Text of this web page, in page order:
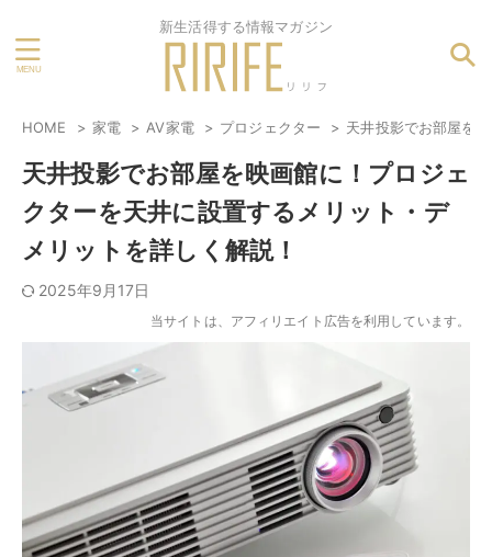
新生活得する情報マガジン
HOME 家電 AV家電 プロジェクター 天井投影でお部屋を
天井投影でお部屋を映画館に！プロジェ
クターを天井に設置するメリット・デ
メリットを詳しく解説！
2025年9月17日
当サイトは、アフィリエイト広告を利用しています。